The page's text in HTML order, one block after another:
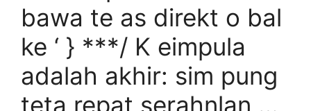
bawa te as direkt o bal
ke ‘ } ***/ K eimpula
adalah akhir: sim pung
teta repat serahnlan …